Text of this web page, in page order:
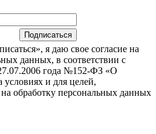
я даю свое согласие на
данных, в соответствии с
года №152-ФЗ «О
и для целей,
обработку персональных данных